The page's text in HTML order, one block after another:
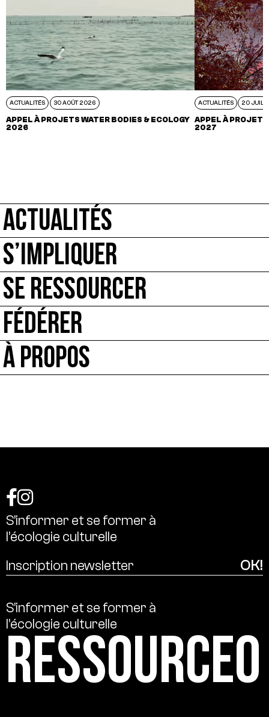
ACTUALITÉS 30 AOÛT 2026
APPEL À PROJETS WATER BODIES & ECOLOGY
2026
ACTUALITÉS 20 JUIL
APPEL À
2027
ACTUALITÉS
S’IMPLIQUER
SE RESSOURCER
FÉDÉRER
À PROPOS
S’informer et se former à
l’écologie culturelle
S’informer et se former à
l’écologie culturelle
Ressource0